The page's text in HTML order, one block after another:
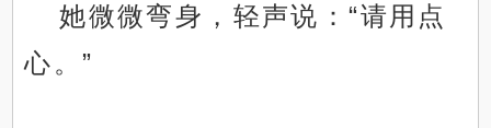
她微微弯身，轻声说：“请用点
心。”